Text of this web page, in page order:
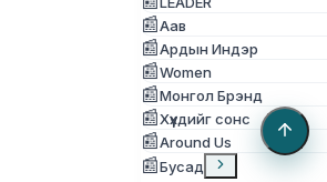
📰Аав
📰Ардын Индэр
📰Women
📰Монгол Брэнд
📰Хүүхдийг сонс
📰Around Us
📰Бусад